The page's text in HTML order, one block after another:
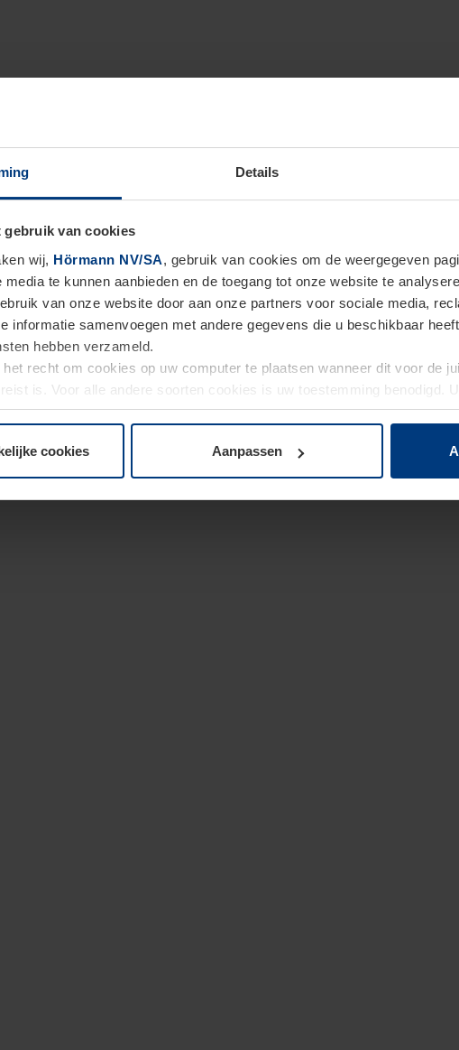
Details
gebruik van cookies
wij, Hörmann NV/SA, gebruik van cookies om de weergegeven
te kunnen aanbieden en de toegang tot onze website te
van onze website door aan onze partners voor sociale media,
informatie samenvoegen met andere gegevens die u beschikbaar
hebben verzameld.
recht om cookies op uw computer te plaatsen wanneer dit voor de
is. Voor alle andere soorten cookies is uw toestemming benodigd.
de cookies op paginaPrivacyverklaringop onze website wijzigen
cookies Aanpassen